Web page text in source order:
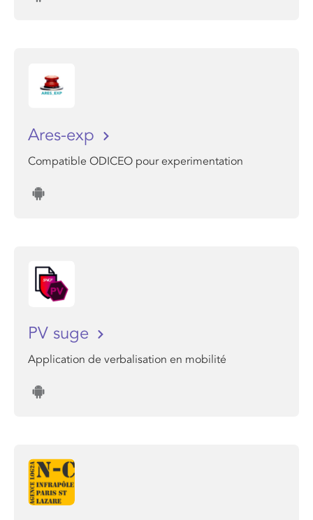
Ares-exp
Compatible ODICEO pour experimentation
PV suge
Application de verbalisation en mobilité